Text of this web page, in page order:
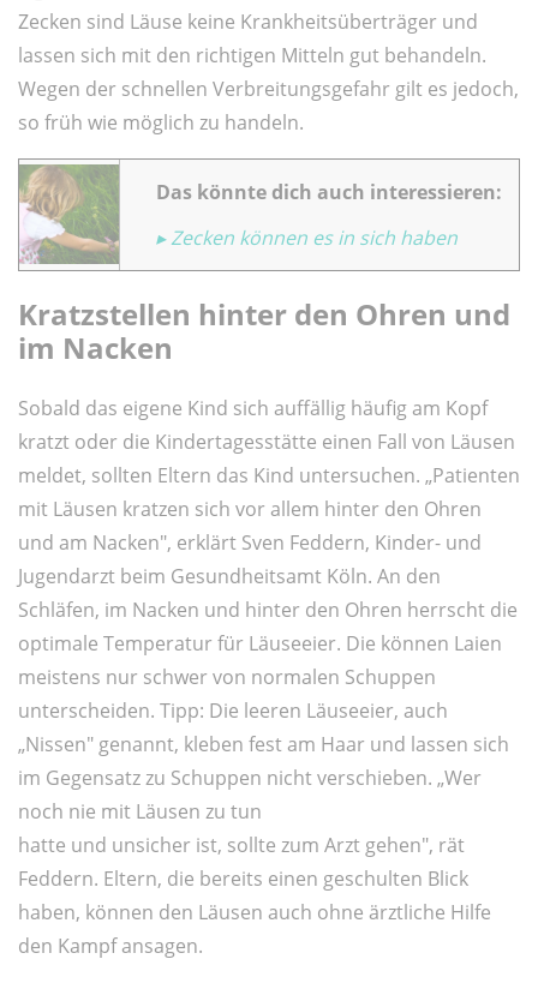
Zecken sind Läuse keine Krankheitsüberträger und
lassen sich mit den richtigen Mitteln gut behandeln.
Wegen der schnellen Verbreitungsgefahr gilt es jedoch,
so früh wie möglich zu handeln.
Das könnte dich auch interessieren:
▸ Zecken können es in sich haben
Kratzstellen hinter den Ohren und
im Nacken
Sobald das eigene Kind sich auffällig häufig am Kopf
kratzt oder die Kindertagesstätte einen Fall von Läusen
meldet, sollten Eltern das Kind untersuchen. „Patienten
mit Läusen kratzen sich vor allem hinter den Ohren
und am Nacken", erklärt Sven Feddern, Kinder- und
Jugendarzt beim Gesundheitsamt Köln. An den
Schläfen, im Nacken und hinter den Ohren herrscht die
optimale Temperatur für Läuseeier. Die können Laien
meistens nur schwer von normalen Schuppen
unterscheiden. Tipp: Die leeren Läuseeier, auch
„Nissen" genannt, kleben fest am Haar und lassen sich
im Gegensatz zu Schuppen nicht verschieben. „Wer
noch nie mit Läusen zu tun
hatte und unsicher ist, sollte zum Arzt gehen", rät
Feddern. Eltern, die bereits einen geschulten Blick
haben, können den Läusen auch ohne ärztliche Hilfe
den Kampf ansagen.